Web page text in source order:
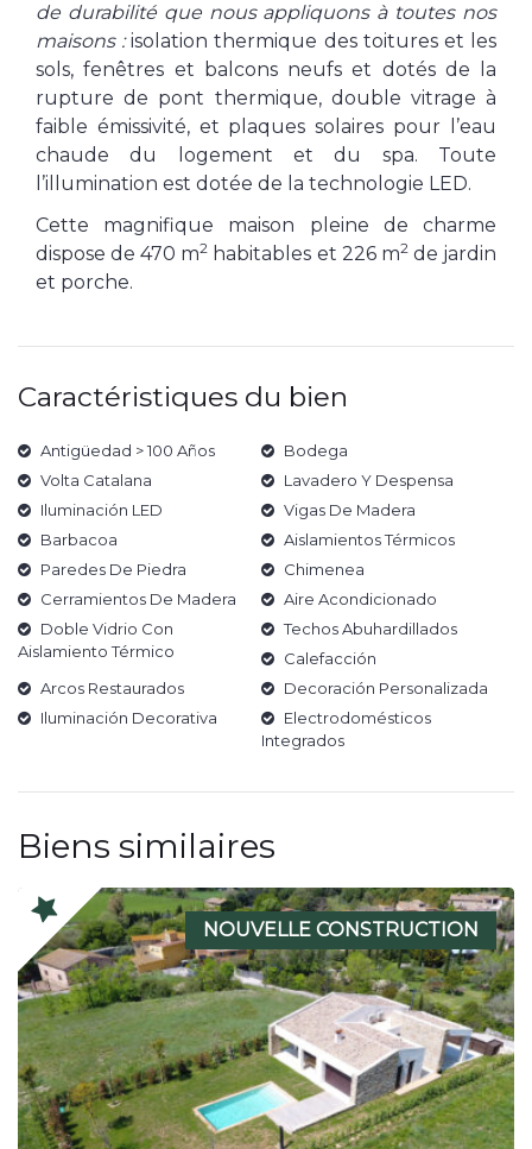
de durabilité que nous appliquons à toutes nos
maisons :isolation thermique des toitures et les
sols, fenêtres et balcons neufs et dotés de la
rupture de pont thermique, double vitrage à
faible émissivité, et plaques solaires pour l’eau
chaude du logement et du spa. Toute
l’illumination est dotée de la technologie LED.
Cette magnifique maison pleine de charme
dispose de 470 m2 habitables et 226 m2de jardin
et porche.
Caractéristiques du bien
Antigüedad > 100 Años
Bodega
Volta Catalana
Lavadero Y Despensa
Iluminación LED
Vigas De Madera
Barbacoa
Aislamientos Térmicos
Paredes De Piedra
Chimenea
Cerramientos De Madera
Aire Acondicionado
Doble Vidrio Con
Aislamiento Térmico
Techos Abuhardillados
Calefacción
Arcos Restaurados
Decoración Personalizada
Iluminación Decorativa
Electrodomésticos
Integrados
Biens similaires
NOUVELLE CONSTRUCTION